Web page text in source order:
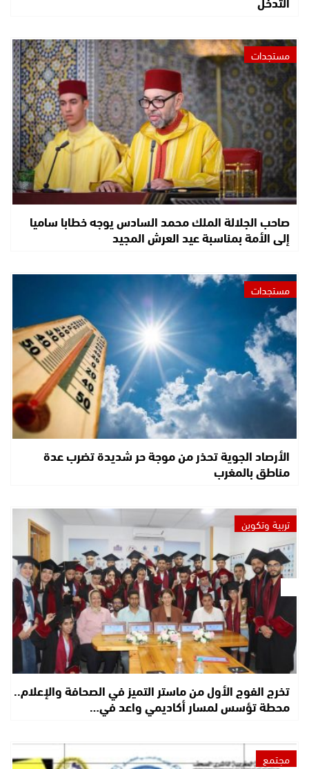
مستجدات
صاحب الجلالة الملك محمد السادس يوجه خطابا ساميا
إلى الأمة بمناسبة عيد العرش المجيد
مستجدات
الأرصاد الجوية تحذر من موجة حر شديدة تضرب عدة
مناطق بالمغرب
تربية وتكوين
تخرج الفوج الأول من ماستر التميز في الصحافة والإعلام..
محطة تؤسس لمسار أكاديمي واعد في…
مجتمع